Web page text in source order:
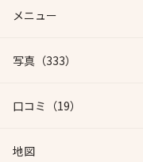
メニュー
写真 （333）
口コミ （19）
地図